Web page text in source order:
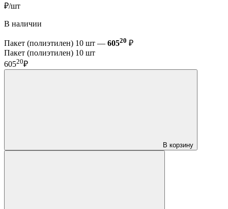
₽/шт
В наличии
Пакет (полиэтилен) 10 шт — 60520 ₽
Пакет (полиэтилен) 10 шт
60520₽
В корзину